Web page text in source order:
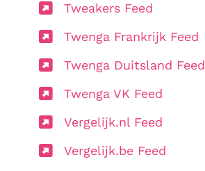
Tweakers Feed
Twenga Frankrijk Feed
Twenga Duitsland Feed
Twenga VK Feed
Vergelijk.nl Feed
Vergelijk.be Feed